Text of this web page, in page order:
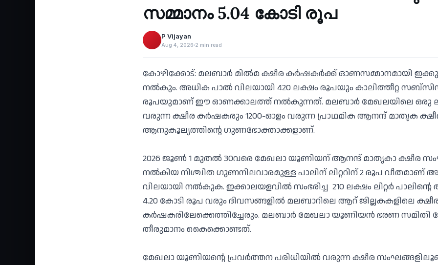
സമ്മാനം 5.04 കോടി രൂപ
P Vijayan
Aug 4, 2026 2 min read
കോഴിക്കോട്: മലബാര്‍ മില്‍മ ക്ഷീര കര്‍ഷകര്‍ക്ക് ഓണസമ്മാനമായി
നല്‍കും. അധിക പാല്‍ വിലയായി 420 ലക്ഷം രൂപയും കാലിത്തീറ്റ
രൂപയുമാണ് ഈ ഓണക്കാലത്ത് നല്‍കുന്നത്. മലബാര്‍ മേഖലയിലെ ഒരു
വരുന്ന ക്ഷീര കര്‍ഷകരും 1200-ഓളം വരുന്ന പ്രാഥമിക ആനന്ദ് മാതൃക
ആനുകൂല്യത്തിന്റെ ഗുണഭോക്താക്കളാണ്.
2026 ജൂണ്‍ 1 മുതല്‍ 30വരെ മേഖലാ യൂണിയന് ആനന്ദ് മാതൃകാ ക്ഷീര
നല്‍കിയ നിശ്ചിത ഗുണനിലവാരമുള്ള പാലിന് ലിറ്ററിന് 2 രൂപ വീതമാണ്
വിലയായി നല്‍കുക. ഇക്കാലയളവില്‍ സംഭരിച്ച 210 ലക്ഷം ലിറ്റര്‍
4.20 കോടി രൂപ വരും ദിവസങ്ങളില്‍ മലബാറിലെ ആറ് ജില്ലകകളിലെ
കര്‍ഷകരിലേക്കെത്തിച്ചേരും. മലബാര്‍ മേഖലാ യൂണിയന്‍ ഭരണ
തീരുമാനം കൈക്കൊണ്ടത്.
മേഖലാ യൂണിയന്റെ പ്രവര്‍ത്തന പരിധിയില്‍ വരുന്ന ക്ഷീര